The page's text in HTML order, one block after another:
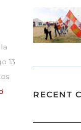
13
RECENT